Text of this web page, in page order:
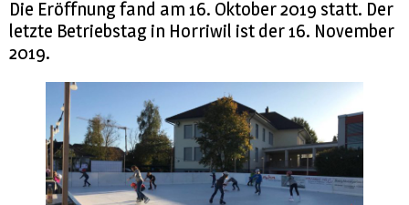
Die Eröffnung fand am 16. Oktober 2019 statt. Der
letzte Betriebstag in Horriwil ist der 16. November
2019.